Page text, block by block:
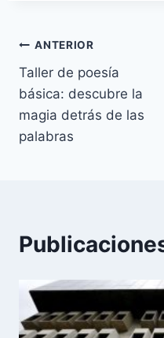
Navegación
de
entradas
ANTERIOR
Taller de poesía
básica: descubre la
magia detrás de las
palabras